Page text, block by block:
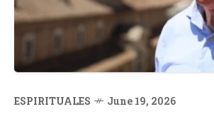
ESPIRITUALES June 19, 2026